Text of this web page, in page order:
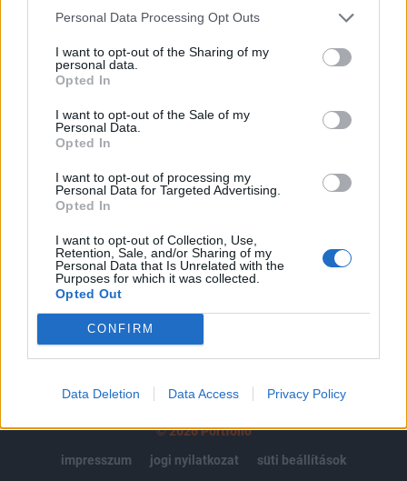
Personal Data Processing Opt Outs
I want to opt-out of the Sharing of my
personal data.
Opted In
I want to opt-out of the Sale of my
Personal Data.
Opted In
I want to opt-out of processing my
Personal Data for Targeted Advertising.
Opted In
I want to opt-out of Collection, Use,
Retention, Sale, and/or Sharing of my
Personal Data that Is Unrelated with the
Purposes for which it was collected.
Opted Out
CONFIRM
Data Deletion Data Access Privacy Policy
A keresett cikk a portfolio.hu hírarchívumához
tartozik, melynek olvasása előfizetéses
regisztrációhoz kötött.
Az előfizetés a következőket tartalmazza:
Portfolio.hu teljes cikkarchívum
Kötéslisták: BÉT elmúlt 2 év napon belüli
kötéslistái
MÁR ELŐFIZETŐNK VAGY? BEJELENTKEZÉS
© 2026 Portfolio
impresszum
jogi nyilatkozat süti beállítások